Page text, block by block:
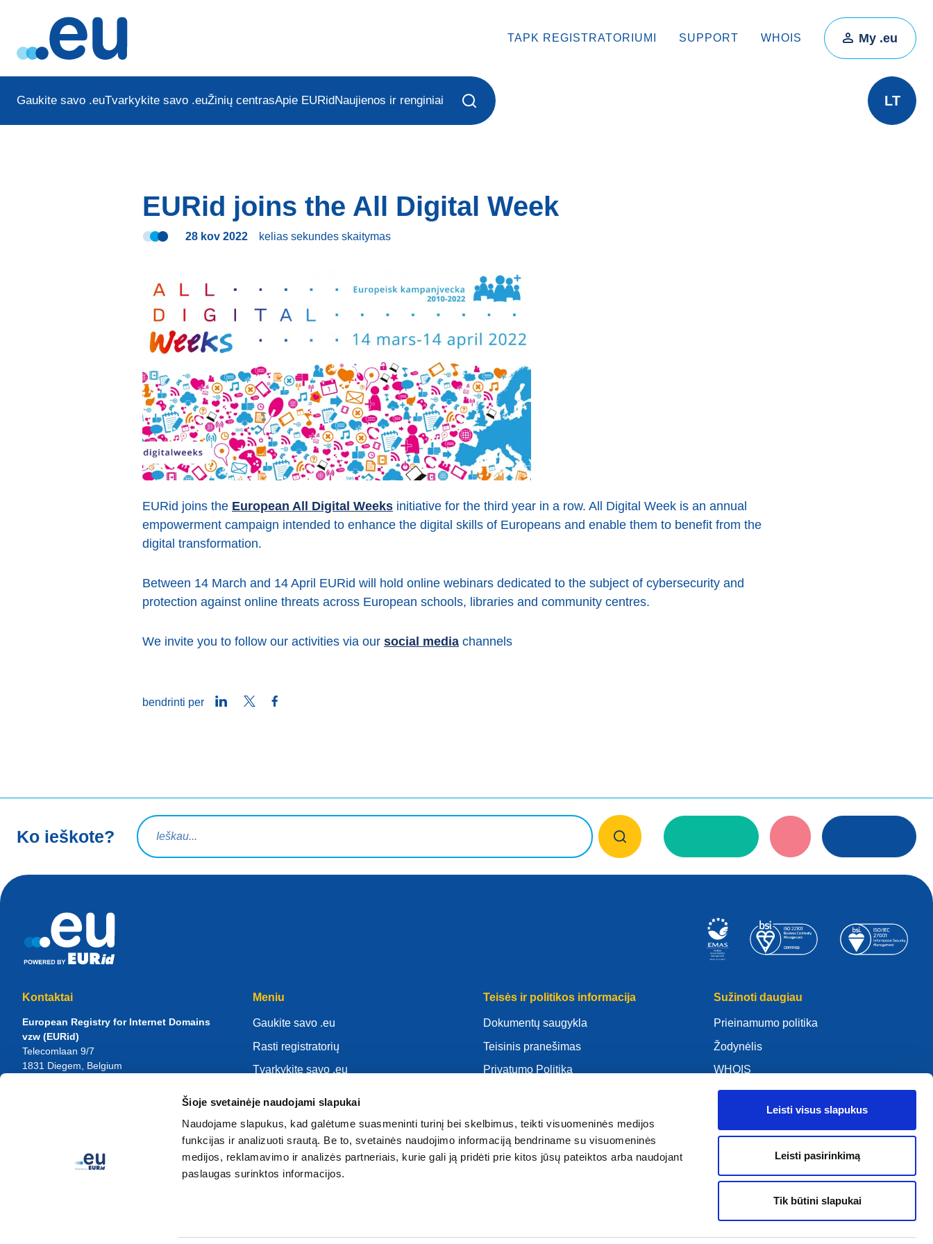
Šioje svetainėje naudojami slapukai
Naudojame slapukus, kad galėtume suasmeninti turinį bei skelbimus, teikti visuomeninės medijos
funkcijas ir analizuoti srautą. Be to, svetainės naudojimo informaciją bendriname su visuomeninės
medijos, reklamavimo ir analizės partneriais, kurie gali ją pridėti prie kitos jūsų pateiktos arba naudojant
paslaugas surinktos informacijos.
Leisti visus slapukus
Leisti pasirinkimą
Tik būtini slapukai
TAPK REGISTRATORIUMI SUPPORT WHOIS My .eu
Gaukite savo .euTvarkykite savo .euŽinių centrasApie EURidNaujienos ir renginiai LT
EURid joins the All Digital Week
28 kov 2022 kelias sekundesskaitymas
EURid joins the European All Digital Weeks initiative for the third year in a row. All Digital Week is an annual
empowerment campaign intended to enhance the digital skills of Europeans and enable them to benefit from the
digital transformation.
Between 14 March and 14 April EURid will hold online webinars dedicated to the subject of cybersecurity and
protection against online threats across European schools, libraries and community centres.
We invite you to follow our activities via our social media channels
bendrinti per LinkedInTwitter
Ko ieškote?
Paieškos užklausa
Kontaktai
European Registry for Internet Domains
vzw (EURid)
Telecomlaan 9/7
1831 Diegem , Belgium
Meniu
Gaukite savo .eu
Rasti registratorių
Tvarkykite savo .eu
Tapk registratoriumi
Teisės ir politikos informacija
Dokumentų saugykla
Teisinis pranešimas
Privatumo Politika
Articles of Association
EURid Responsible Disclosure Policy
Sužinoti daugiau
Prieinamumo politika
Žodynėlis
WHOIS
Mano .eu